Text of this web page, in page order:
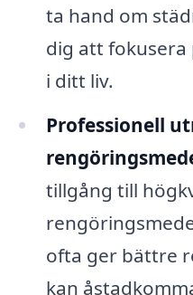
ta hand om
dig att fokusera
i ditt liv.
Professionell
tillgång till
ofta ger bättre
kan